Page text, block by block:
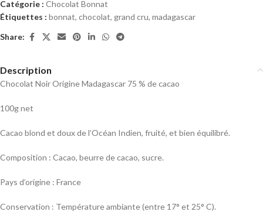
Catégorie : Chocolat Bonnat
Étiquettes : bonnat, chocolat, grand cru, madagascar
Share:
Description
Chocolat Noir Origine Madagascar 75 % de cacao
100g net
Cacao blond et doux de l’Océan Indien, fruité, et bien équilibré.
Composition : Cacao, beurre de cacao, sucre.
Pays d’origine : France
Conservation : Température ambiante (entre 17° et 25° C).